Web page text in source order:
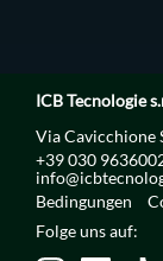
ICB Tecnologie
Via Cavicchione
+39 030
Bedingungen
Folge uns auf: